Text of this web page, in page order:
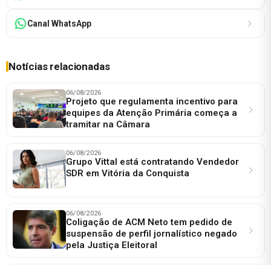
Canal WhatsApp
Notícias relacionadas
06/08/2026
Projeto que regulamenta incentivo para
equipes da Atenção Primária começa a
tramitar na Câmara
06/08/2026
Grupo Vittal está contratando Vendedor
SDR em Vitória da Conquista
06/08/2026
Coligação de ACM Neto tem pedido de
suspensão de perfil jornalístico negado
pela Justiça Eleitoral